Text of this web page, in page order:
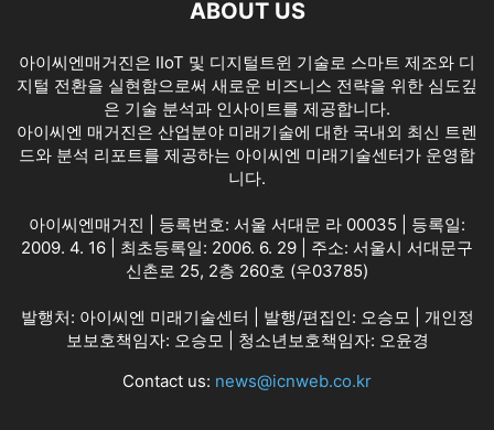
ABOUT US
아이씨엔매거진은 IIoT 및 디지털트윈 기술로 스마트 제조와 디
지털 전환을 실현함으로써 새로운 비즈니스 전략을 위한 심도깊
은 기술 분석과 인사이트를 제공합니다.
아이씨엔 매거진은 산업분야 미래기술에 대한 국내외 최신 트렌
드와 분석 리포트를 제공하는 아이씨엔 미래기술센터가 운영합
니다.
아이씨엔매거진 | 등록번호: 서울 서대문 라 00035 | 등록일:
2009. 4. 16 | 최초등록일: 2006. 6. 29 | 주소: 서울시 서대문구
신촌로 25, 2층 260호 (우03785)
발행처: 아이씨엔 미래기술센터 | 발행/편집인: 오승모 | 개인정
보보호책임자: 오승모 | 청소년보호책임자: 오윤경
Contact us: news@icnweb.co.kr